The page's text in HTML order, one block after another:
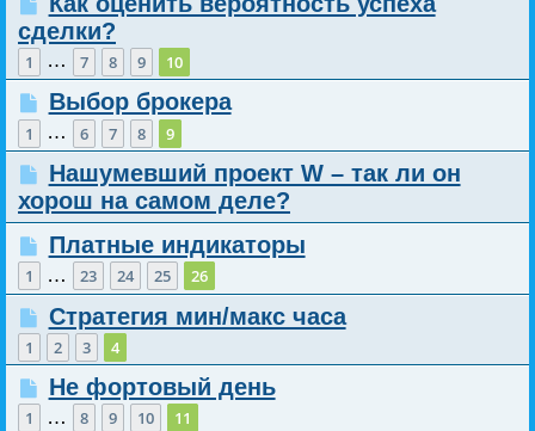
сделки?
1 … 7 8 9 10
Выбор брокера
1 … 6 7 8 9
Нашумевший проект W – так ли он
хорош на самом деле?
Платные индикаторы
1 … 23 24 25 26
Стратегия мин/макс часа
1 2 3 4
Не фортовый день
1 … 8 9 10 11